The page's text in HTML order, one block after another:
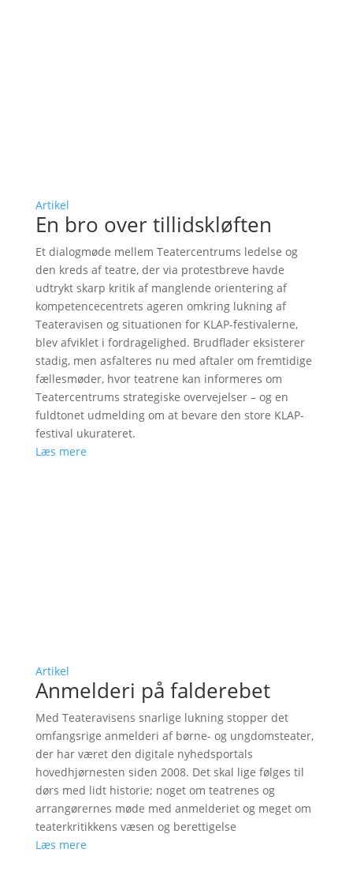
Artikel
En bro over tillidskløften
Et dialogmøde mellem Teatercentrums ledelse og
den kreds af teatre, der via protestbreve havde
udtrykt skarp kritik af manglende orientering af
kompetencecentrets ageren omkring lukning af
Teateravisen og situationen for KLAP-festivalerne,
blev afviklet i fordragelighed. Brudflader eksisterer
stadig, men asfalteres nu med aftaler om fremtidige
fællesmøder, hvor teatrene kan informeres om
Teatercentrums strategiske overvejelser – og en
fuldtonet udmelding om at bevare den store KLAP-
festival ukurateret.
Læs mere
Artikel
Anmelderi på falderebet
Med Teateravisens snarlige lukning stopper det
omfangsrige anmelderi af børne- og ungdomsteater,
der har været den digitale nyhedsportals
hovedhjørnesten siden 2008. Det skal lige følges til
dørs med lidt historie; noget om teatrenes og
arrangørernes møde med anmelderiet og meget om
teaterkritikkens væsen og berettigelse
Læs mere